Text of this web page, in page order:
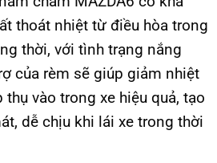
thoát nhiệt từ điều hòa trong
thời, với tình trạng nắng
của rèm sẽ giúp giảm nhiệt
vào trong xe hiệu quả, tạo
dễ chịu khi lái xe trong thời